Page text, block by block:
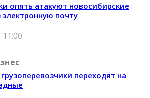
опять атакуют новосибирские
почту
11:00
переходят на